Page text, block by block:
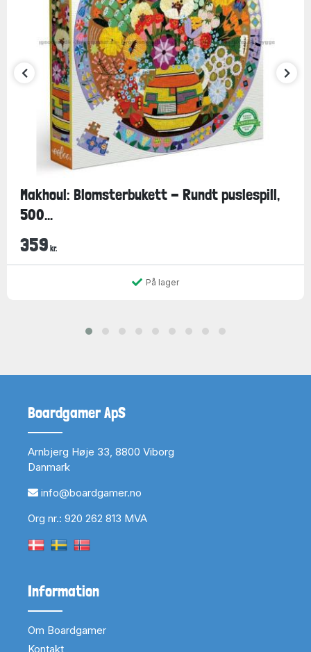
Makhoul: Blomsterbukett - Rundt puslespill,
500...
359 kr.
På lager
Boardgamer ApS
Arnbjerg Høje 33, 8800 Viborg
Danmark
info@boardgamer.no
Org nr.: 920 262 813 MVA
Information
Om Boardgamer
Kontakt